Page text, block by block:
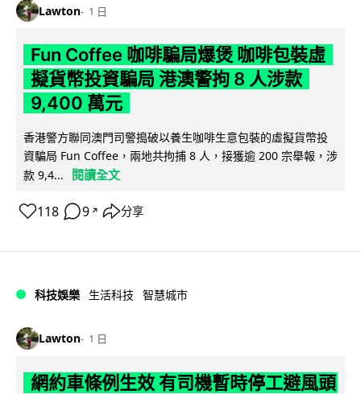
Lawton 1 日
Fun Coffee 咖啡騙局爆煲 咖啡包裝虛
擬貨幣投資騙局 港澳警拘 8 人涉款
9,400 萬元
香港警方聯同澳門司警搗破以養生咖啡生意包裝的虛擬貨幣投
資騙局 Fun Coffee，兩地共拘捕 8 人，接獲逾 200 宗舉報，涉
款 9,4...
閱讀全文
118 9 ↗ 分享
科技娛樂 生活科技 智慧城市
Lawton 1 日
網約車條例生效 有司機暫時停工避風頭